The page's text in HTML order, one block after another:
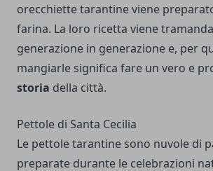
orecchiette tarantine viene
farina. La loro ricetta viene
generazione in generazione e, per
mangiarle significa fare un vero e
storia della città.
Pettole di Santa Cecilia
Le pettole tarantine sono nuvole di
preparate durante le celebrazioni